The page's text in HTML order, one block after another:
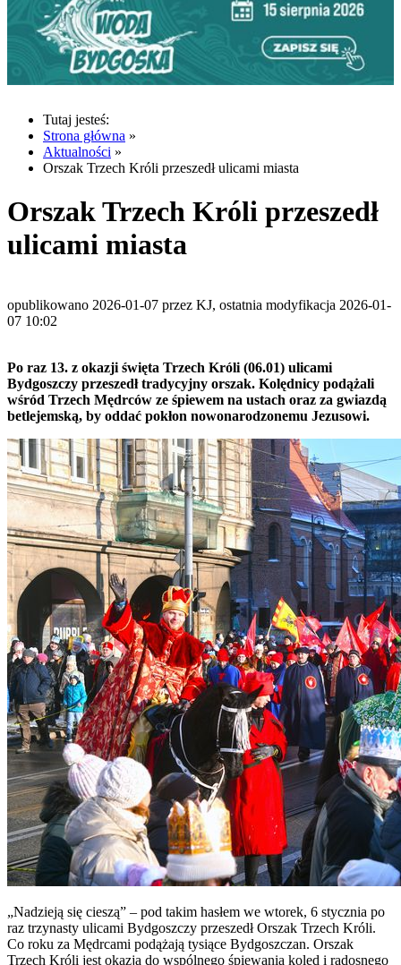
Tutaj jesteś:
Strona główna »
Aktualności »
Orszak Trzech Króli przeszedł ulicami miasta
Orszak Trzech Króli przeszedł
ulicami miasta
opublikowano 2026-01-07 przez KJ, ostatnia modyfikacja 2026-01-
07 10:02
Po raz 13. z okazji święta Trzech Króli (06.01) ulicami
Bydgoszczy przeszedł tradycyjny orszak. Kolędnicy podążali
wśród Trzech Mędrców ze śpiewem na ustach oraz za gwiazdą
betlejemską, by oddać pokłon nowonarodzonemu Jezusowi.
„Nadzieją się cieszą” – pod takim hasłem we wtorek, 6 stycznia po
raz trzynasty ulicami Bydgoszczy przeszedł Orszak Trzech Króli.
Co roku za Mędrcami podążają tysiące Bydgoszczan. Orszak
Trzech Króli jest okazją do wspólnego śpiewania kolęd i radosnego